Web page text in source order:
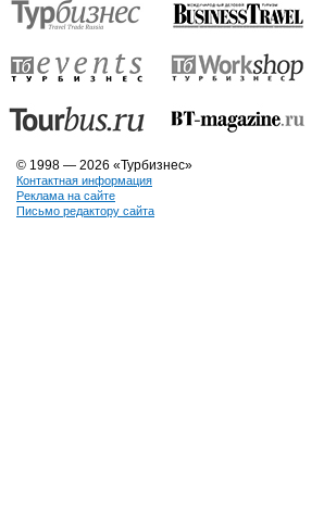
© 1998 — 2026 «Турбизнес»
Контактная информация
Реклама на сайте
Письмо редактору сайта